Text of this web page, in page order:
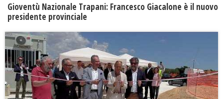
Gioventù Nazionale Trapani: Francesco Giacalone è il nuovo
presidente provinciale